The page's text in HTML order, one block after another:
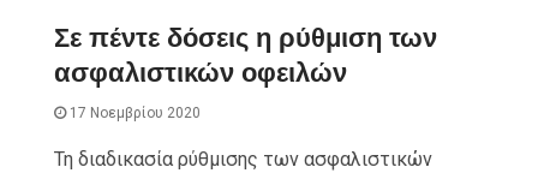
Σε πέντε δόσεις η ρύθμιση των
ασφαλιστικών οφειλών
17 Νοεμβρίου 2020
Τη διαδικασία ρύθμισης των ασφαλιστικών